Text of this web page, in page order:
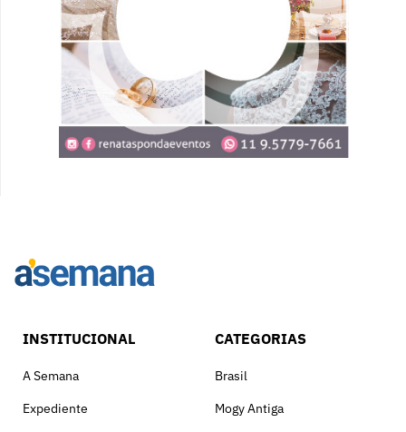
INSTITUCIONAL
A Semana
Expediente
CATEGORIAS
Brasil
Mogy Antiga